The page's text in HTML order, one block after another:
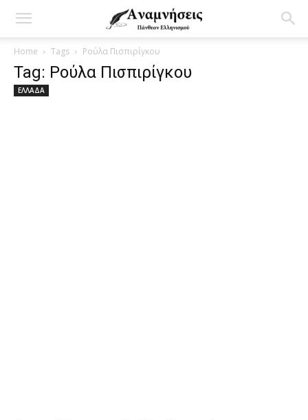
Home Tags Ρούλα Πισπιρίγκου
Tag: Ρούλα Πισπιρίγκου
ΕΛΛΑΔΑ